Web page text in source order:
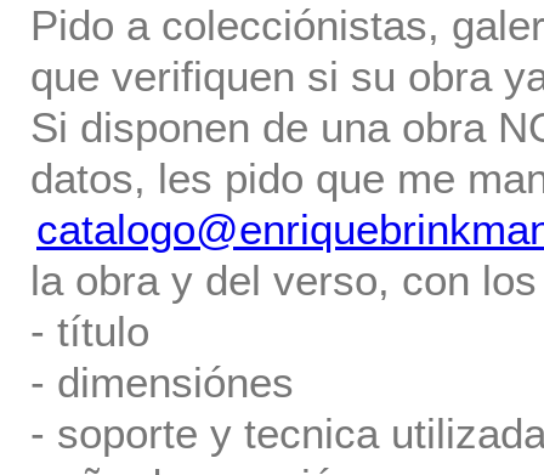
Pido a colecciónistas,
que verifiquen si su obra
Si disponen de una obra
datos, les pido que me
la obra y del verso, con
- título
- dimensiónes
- soporte y tecnica